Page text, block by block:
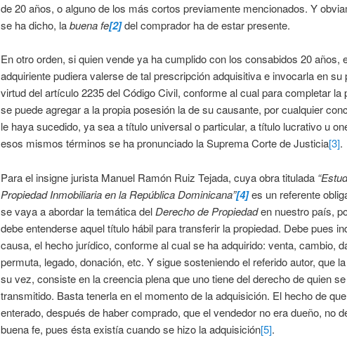
de 20 años, o alguno de los más cortos previamente mencionados. Y
se ha dicho, labuena fe[2]del comprador ha de estar presente.
En otro orden, si quien vende ya ha cumplido con los consabidos 20 años,
adquiriente pudiera valerse de tal prescripción adquisitiva e invocarla en su
virtud del artículo 2235 del Código Civil, conforme al cual para completar la
se puede agregar a la propia posesión la de su causante, por cualquier
le haya sucedido, ya sea a título universal o particular, a título lucrativo u
esos mismos términos se ha pronunciado la Suprema Corte de Justicia[3].
Para el insigne jurista Manuel Ramón Ruiz Tejada, cuya obra titulada
Propiedad Inmobiliaria en la República Dominicana”[4]es un referente
se vaya a abordar la temática del Derecho de Propiedaden nuestro país,
debe entenderse aquel título hábil para transferir la propiedad. Debe pues
causa, el hecho jurídico, conforme al cual se ha adquirido: venta, cambio,
permuta, legado, donación, etc. Y sigue sosteniendo el referido autor, que
su vez, consiste en la creencia plena que uno tiene del derecho de quien
transmitido. Basta tenerla en el momento de la adquisición. El hecho de
enterado, después de haber comprado, que el vendedor no era dueño, no
buena fe, pues ésta existía cuando se hizo la adquisición[5].